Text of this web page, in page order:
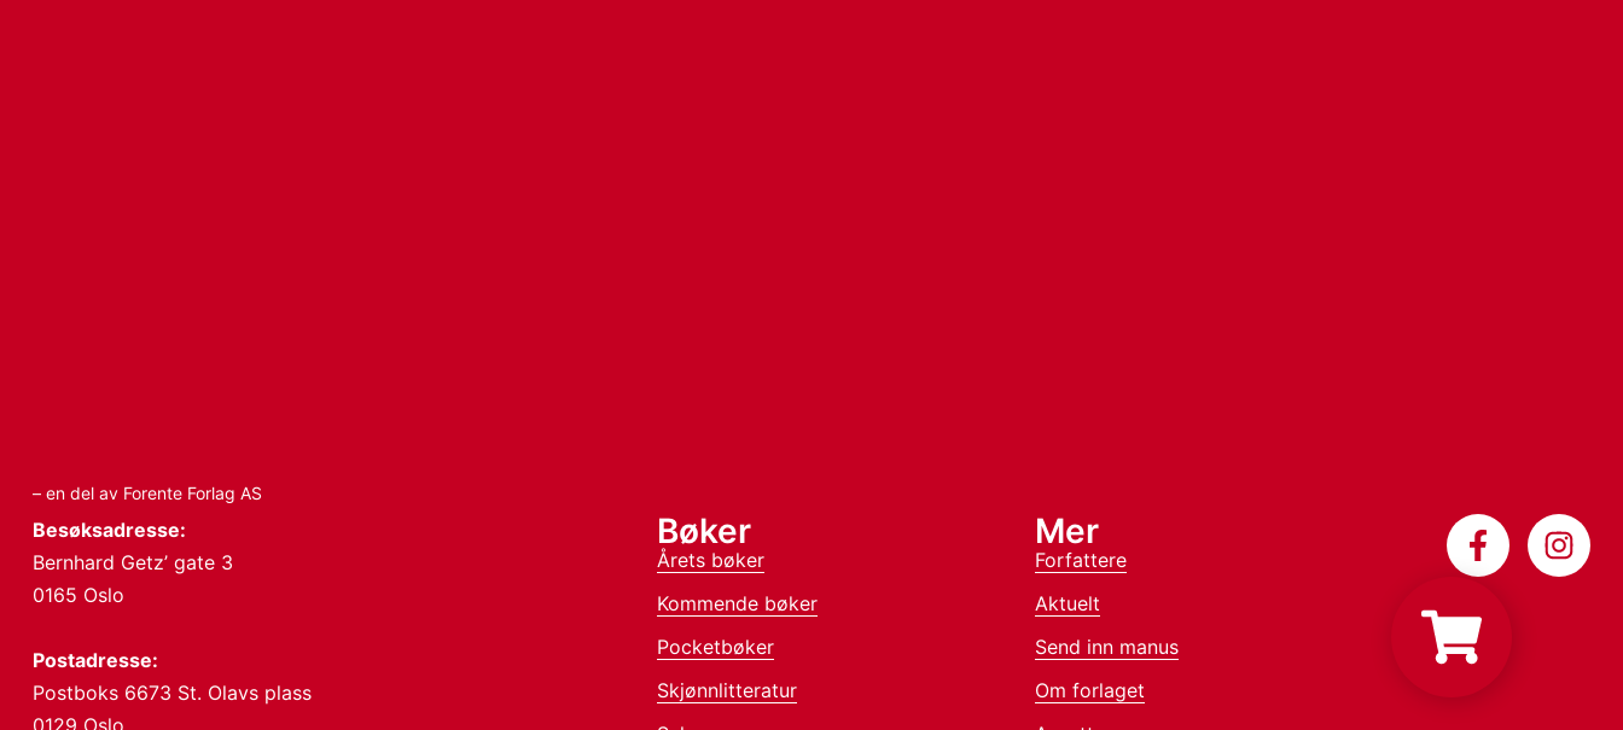
– en del av Forente Forlag AS
Besøksadresse:
Bernhard Getz’ gate 3
0165 Oslo
Postadresse:
Postboks 6673 St. Olavs plass
Bøker
Årets bøker
Kommende bøker
Pocketbøker
Skjønnlitteratur
Mer
Forfattere
Aktuelt
Send inn manus
Om forlaget